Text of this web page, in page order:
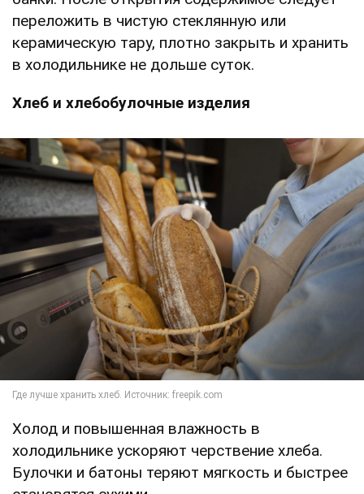
переложить в чистую стеклянную или
керамическую тару, плотно закрыть и хранить
в холодильнике не дольше суток.
Хлеб и хлебобулочные изделия
Холод и повышенная влажность в
холодильнике ускоряют черствение хлеба.
Булочки и батоны теряют мягкость и быстрее